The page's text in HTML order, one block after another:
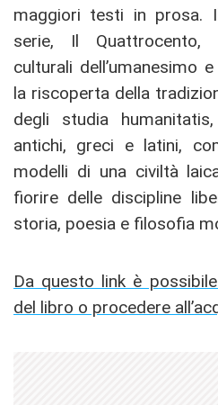
maggiori testi in prosa.
serie, Il Quattrocento,
culturali dell’umanesimo
la riscoperta della
degli studia
antichi, greci e latini,
modelli di una civiltà
fiorire delle discipline
storia, poesia e filosofia
Da questo link è
del libro o procedere